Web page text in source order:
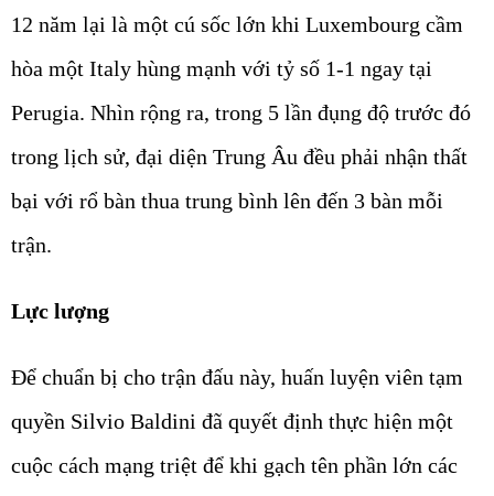
12 năm lại là một cú sốc lớn khi Luxembourg cầm
hòa một Italy hùng mạnh với tỷ số 1-1 ngay tại
Perugia. Nhìn rộng ra, trong 5 lần đụng độ trước đó
trong lịch sử, đại diện Trung Âu đều phải nhận thất
bại với rổ bàn thua trung bình lên đến 3 bàn mỗi
trận.
Lực lượng
Để chuẩn bị cho trận đấu này, huấn luyện viên tạm
quyền Silvio Baldini đã quyết định thực hiện một
cuộc cách mạng triệt để khi gạch tên phần lớn các